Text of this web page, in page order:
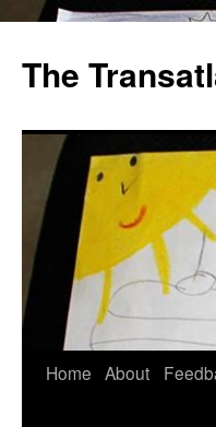
The
Home About